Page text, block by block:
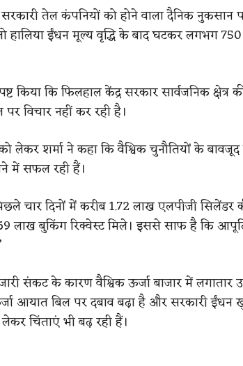
सरकारी तेल कंपनियों को होने वाला दैनिक
हालिया ईंधन मूल्य वृद्धि के बाद घटकर लगभग 750
किया कि फिलहाल केंद्र सरकार सार्वजनिक
विचार नहीं कर रही है।
लेकर शर्मा ने कहा कि वैश्विक चुनौतियों के
में सफल रही हैं।
चार दिनों में करीब 1.72 लाख एलपीजी सिलेंडर
लाख बुकिंग रिक्वेस्ट मिले। इससे साफ है कि
संकट के कारण वैश्विक ऊर्जा बाजार में लगातार
आयात बिल पर दबाव बढ़ा है और सरकारी ईंधन
लेकर चिंताएं भी बढ़ रही हैं।